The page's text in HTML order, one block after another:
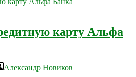
карту Альфа
Александр Новиков